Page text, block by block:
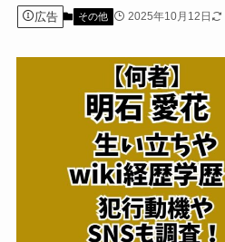
広告 その他 2025年10月12日